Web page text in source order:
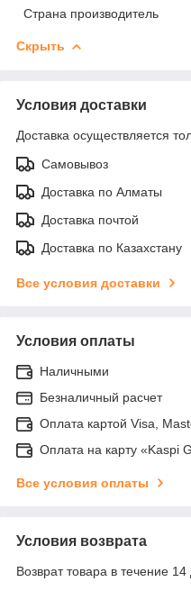
Страна производитель
Скрыть
Условия доставки
Доставка осуществляется
Самовывоз
Доставка по Алматы
Доставка почтой
Доставка по Казахстану
Все условия доставки
Условия оплаты
Наличными
Безналичный расчет
Оплата картой Visa,
Оплата на карту «Kaspi
Все условия оплаты
Условия возврата
Возврат товара в течение